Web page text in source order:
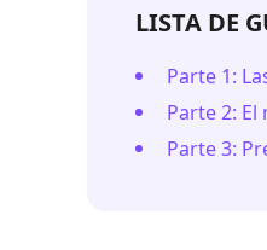
LISTA DE
Parte 1:
Parte 2:
Parte 3: